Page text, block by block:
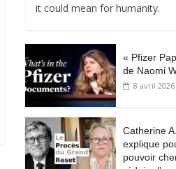
it could mean for humanity.
« Pfizer
de Naomi
8 avril 2026
Catherine
explique
pouvoir